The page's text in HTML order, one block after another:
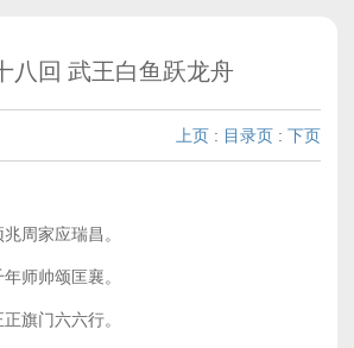
八回 武王白鱼跃龙舟
上页 : 目录页 : 下页
周家应瑞昌。
师帅颂匡襄。
旗门六六行。